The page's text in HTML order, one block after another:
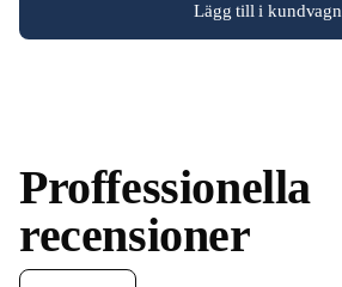
Lägg till i kundvagn
Proffessionella
recensioner